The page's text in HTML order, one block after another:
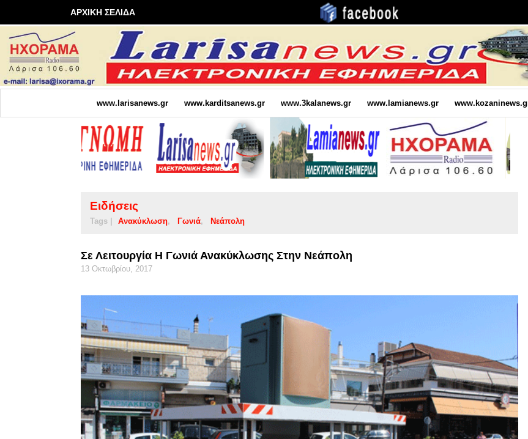
ΑΡΧΙΚΗ ΣΕΛΙΔΑ
www.larisanews.gr www.karditsanews.gr www.3kalanews.gr www.lamianews.gr
Ειδήσεις
Tags | Ανακύκλωση Γωνιά Νεάπολη
Σε Λειτουργία Η Γωνιά Ανακύκλωσης Στην Νεάπολη
13 Οκτωβρίου, 2017